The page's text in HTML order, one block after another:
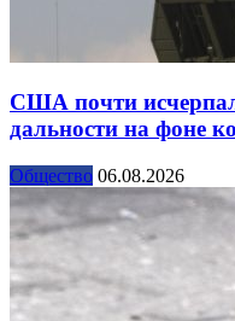
США почти
дальности на фоне
Общество 06.08.2026